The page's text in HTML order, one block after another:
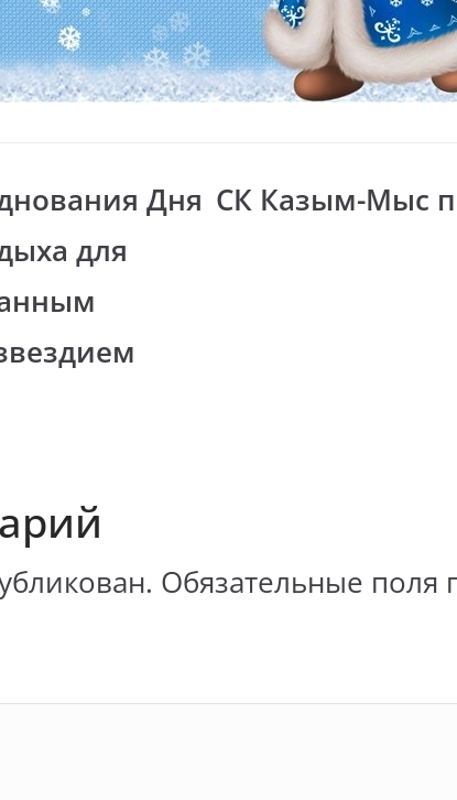
Дня
для
СК Казым-Мыс
Обязательные поля